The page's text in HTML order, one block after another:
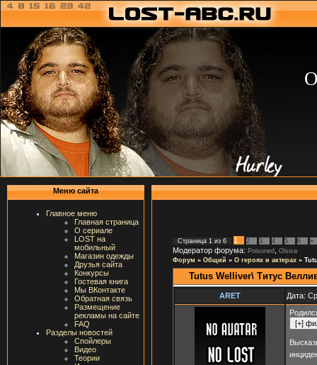
Меню сайта
Главное меню
Главная страница
О сериале
LOST на
мобильный
Магазин одежды
Друзья сайта
Конкурсы
Гостевая книга
Мы ВКонтакте
Обратная связь
Размещение
рекламы на сайте
FAQ
Разделы новостей
Спойлеры
Видео
Теории
Страница 1 из 6 1 2 3 4 5 6 »
Модератор форума: Poisoned
Olsiva
Форум » Общий » О героях и актерах »
Tutus Welliver\ Титус
ARET Дата: